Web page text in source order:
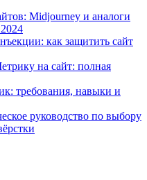
Midjourney и аналоги
как защитить сайт
на сайт: полная
требования, навыки и
руководство по выбору